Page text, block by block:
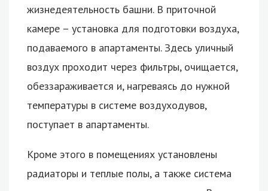
жизнедеятельность башни. В приточной
камере – установка для подготовки воздуха,
подаваемого в апартаменты. Здесь уличный
воздух проходит через фильтры, очищается,
обеззараживается и, нагреваясь до нужной
температуры в системе воздуходувов,
поступает в апартаменты.
Кроме этого в помещениях установлены
радиаторы и теплые полы, а также система